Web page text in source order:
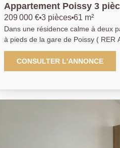
Appartement Poissy 3
209 000 € 3 pièces 61 m²
Dans une résidence calme à deux
à pieds de la gare de Poissy ( RER
Principale vous propose en
étage d'une copropriété
pièce principale donnant sur un
CONSULTER L'ANNONCE